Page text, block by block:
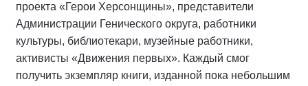
проекта «Герои Херсонщины», представители
Администрации Генического округа, работники
культуры, библиотекари, музейные работники,
активисты «Движения первых». Каждый смог
получить экземпляр книги, изданной пока небольшим